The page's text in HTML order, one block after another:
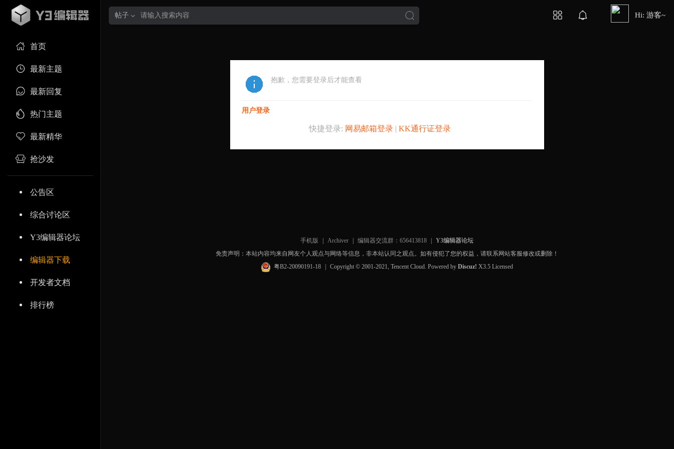
首页
最新主题
最新回复
热门主题
最新精华
抢沙发
公告区
综合讨论区
Y3编辑器论坛
编辑器下载
开发者文档
排行榜
帖子 Hi: 游客~
抱歉，您需要登录后才能查看
用户登录
快捷登录: 网易邮箱登录| KK通行证登录
手机版 Archiver 编辑器交流群：656413818
Y3编辑器论坛
免责声明：本站内容均来自网友个人观点与网络等信息，非本站认同之观点。如有侵犯了您的权益，请联系网站客服修改或删除！
粤B2-20090191-18
Copyright © 2001-2021, Tencent Cloud. Powered byDiscuz! X3.5 Licensed